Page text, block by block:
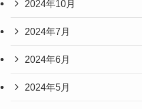
2024年10月
2024年7月
2024年6月
2024年5月